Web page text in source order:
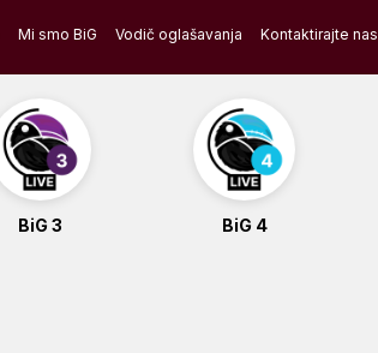
Mi smo BiG Vodič oglašavanja Kontaktirajte nas
BiG 3 BiG 4